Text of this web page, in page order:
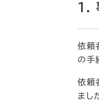
1.
依頼
の手
依頼
まし